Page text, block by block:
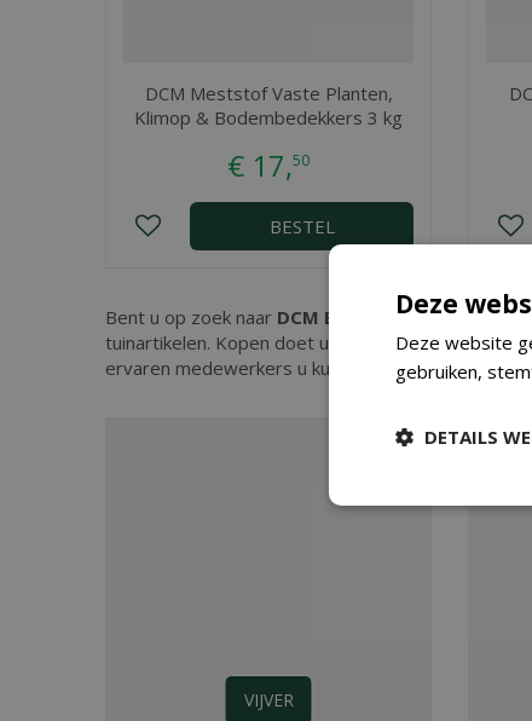
DCM Meststof Vaste Planten,
Klimop & Bodembedekkers 3 kg
€ 17,50
BESTEL
Bent u op zoek naar DCM Bloedmeel 1,5 kg? Bij
tuinartikelen. Kopen doet u eenvoudig in onze
ervaren medewerkers u kunnen adviseren. Graag
VIJVER
Deze
Deze website
gebruiken,
DETAILS